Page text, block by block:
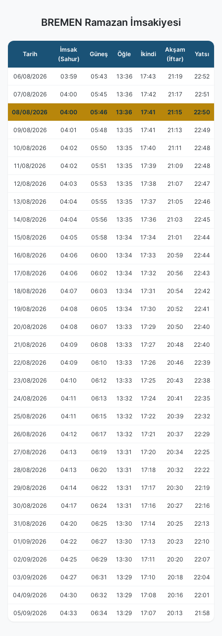
BREMEN Ramazan İmsakiyesi
Tarih
İmsak
(Sahur)
Güneş Öğle İkindi
Akşam
(İftar)
Yatsı
06/08/2026 03:59 05:43 13:36 17:43 21:19 22:52
07/08/2026 04:00 05:45 13:36 17:42 21:17 22:51
08/08/2026 04:00 05:46 13:36 17:41 21:15 22:50
09/08/2026 04:01 05:48 13:35 17:41 21:13 22:49
10/08/2026 04:02 05:50 13:35 17:40 21:11 22:48
11/08/2026 04:02 05:51 13:35 17:39 21:09 22:48
12/08/2026 04:03 05:53 13:35 17:38 21:07 22:47
13/08/2026 04:04 05:55 13:35 17:37 21:05 22:46
14/08/2026 04:04 05:56 13:35 17:36 21:03 22:45
15/08/2026 04:05 05:58 13:34 17:34 21:01 22:44
16/08/2026 04:06 06:00 13:34 17:33 20:59 22:44
17/08/2026 04:06 06:02 13:34 17:32 20:56 22:43
18/08/2026 04:07 06:03 13:34 17:31 20:54 22:42
19/08/2026 04:08 06:05 13:34 17:30 20:52 22:41
20/08/2026 04:08 06:07 13:33 17:29 20:50 22:40
21/08/2026 04:09 06:08 13:33 17:27 20:48 22:40
22/08/2026 04:09 06:10 13:33 17:26 20:46 22:39
23/08/2026 04:10 06:12 13:33 17:25 20:43 22:38
24/08/2026 04:11 06:13 13:32 17:24 20:41 22:35
25/08/2026 04:11 06:15 13:32 17:22 20:39 22:32
26/08/2026 04:12 06:17 13:32 17:21 20:37 22:29
27/08/2026 04:13 06:19 13:31 17:20 20:34 22:25
28/08/2026 04:13 06:20 13:31 17:18 20:32 22:22
29/08/2026 04:14 06:22 13:31 17:17 20:30 22:19
30/08/2026 04:17 06:24 13:31 17:16 20:27 22:16
31/08/2026 04:20 06:25 13:30 17:14 20:25 22:13
01/09/2026 04:22 06:27 13:30 17:13 20:23 22:10
02/09/2026 04:25 06:29 13:30 17:11 20:20 22:07
03/09/2026 04:27 06:31 13:29 17:10 20:18 22:04
04/09/2026 04:30 06:32 13:29 17:08 20:16 22:01
05/09/2026 04:33 06:34 13:29 17:07 20:13 21:58